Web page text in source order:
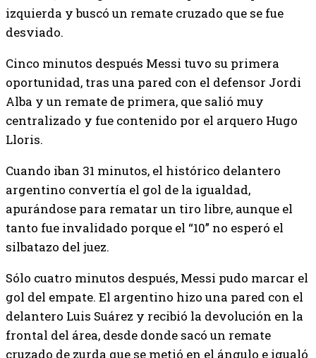
izquierda y buscó un remate cruzado que se fue
desviado.
Cinco minutos después Messi tuvo su primera
oportunidad, tras una pared con el defensor Jordi
Alba y un remate de primera, que salió muy
centralizado y fue contenido por el arquero Hugo
Lloris.
Cuando iban 31 minutos, el histórico delantero
argentino convertía el gol de la igualdad,
apurándose para rematar un tiro libre, aunque el
tanto fue invalidado porque el “10” no esperó el
silbatazo del juez.
Sólo cuatro minutos después, Messi pudo marcar el
gol del empate. El argentino hizo una pared con el
delantero Luis Suárez y recibió la devolución en la
frontal del área, desde donde sacó un remate
cruzado de zurda que se metió en el ángulo e igualó